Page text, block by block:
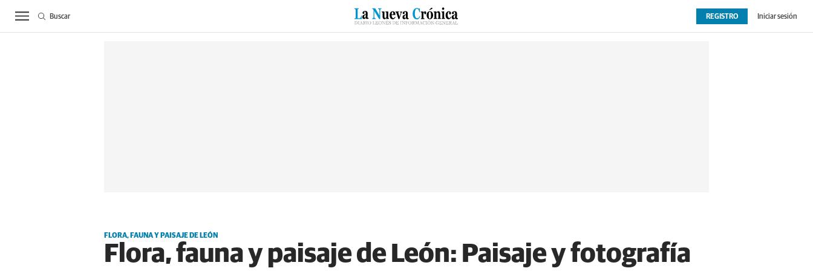
ACTUALIDAD BIERZO SUCESOS CULTURAS ESPECIALES DEPORTES OPINIÓN EXTRAS
REGISTRO Iniciar sesión
Buscar
FLORA, FAUNA Y PAISAJE DE LEÓN
Flora, fauna y paisaje de León: Paisaje y fotografía